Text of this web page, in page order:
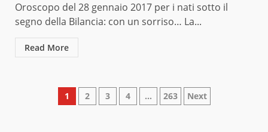
Oroscopo del 28 gennaio 2017 per i nati sotto il
segno della Bilancia: con un sorriso… La...
Read More
Paginazione
1 2 3 4 … 263 Next